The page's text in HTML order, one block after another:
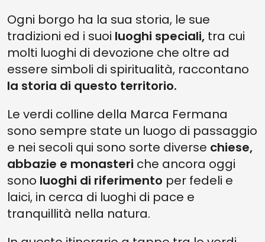
Ogni borgo ha la sua storia, le sue
tradizioni ed i suoi luoghi speciali, tra cui
molti luoghi di devozione che oltre ad
essere simboli di spiritualità, raccontano
la storia di questo territorio.
Le verdi colline della Marca Fermana
sono sempre state un luogo di passaggio
e nei secoli qui sono sorte diverse chiese,
abbazie e monasteri che ancora oggi
sono luoghi di riferimento per fedeli e
laici, in cerca di luoghi di pace e
tranquillità nella natura.